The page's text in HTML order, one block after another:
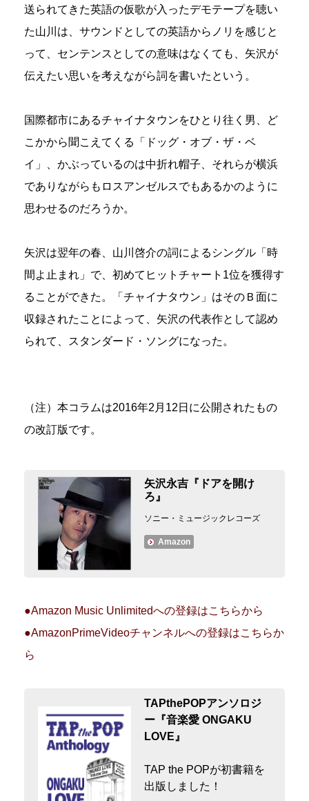
送られてきた英語の仮歌が入ったデモテープを聴い
た山川は、サウンドとしての英語からノリを感じと
って、センテンスとしての意味はなくても、矢沢が
伝えたい思いを考えながら詞を書いたという。
国際都市にあるチャイナタウンをひとり往く男、ど
こかから聞こえてくる「ドッグ・オブ・ザ・ベ
イ」、かぶっているのは中折れ帽子、それらが横浜
でありながらもロスアンゼルスでもあるかのように
思わせるのだろうか。
矢沢は翌年の春、山川啓介の詞によるシングル「時
間よ止まれ」で、初めてヒットチャート1位を獲得す
ることができた。「チャイナタウン」はそのＢ面に
収録されたことによって、矢沢の代表作として認め
られて、スタンダード・ソングになった。
（注）本コラムは2016年2月12日に公開されたもの
の改訂版です。
矢沢永吉『ドアを開け
ろ』
ソニー・ミュージックレコーズ
Amazon
●Amazon Music Unlimitedへの登録はこちらから
●AmazonPrimeVideoチャンネルへの登録はこちらか
ら
TAPthePOPアンソロジ
ー『音楽愛 ONGAKU
LOVE』
TAP the POPが初書籍を
出版しました！